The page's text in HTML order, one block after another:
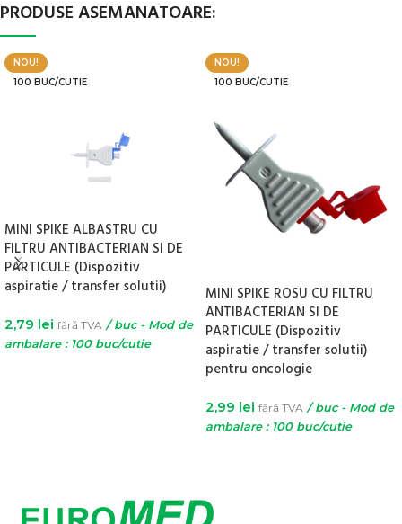
PRODUSE ASEMANATOARE:
NOU!
100 BUC/CUTIE
MINI SPIKE ALBASTRU CU
FILTRU ANTIBACTERIAN SI DE
PARTICULE (Dispozitiv
aspiratie / transfer solutii)
2,79 lei fără TVA / buc - Mod de
ambalare : 100 buc/cutie
NOU!
100 BUC/CUTIE
MINI SPIKE ROSU CU FILTRU
ANTIBACTERIAN SI DE
PARTICULE (Dispozitiv
aspiratie / transfer solutii)
pentru oncologie
2,99 lei fără TVA / buc - Mod de
ambalare : 100 buc/cutie